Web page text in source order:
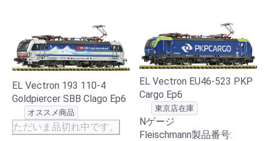
EL Vectron 193 110-4
Goldpiercer SBB Clago Ep6
オススメ商品
ただいま品切れ中です。
EL Vectron EU46-523 PKP
Cargo Ep6
東京店在庫
Nゲージ
Fleischmann製品番号: